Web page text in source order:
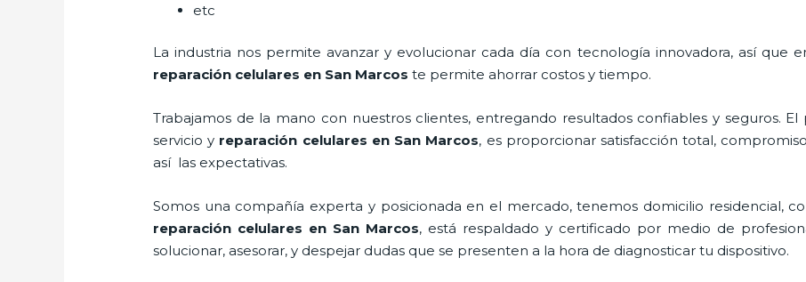
etc
La industria nos permite avanzar y evolucionar cada día con tecnología innovadora, así que
reparación celulares en San Marcos te permite ahorrar costos y tiempo.
Trabajamos de la mano con nuestros clientes, entregando resultados confiables y seguros.
servicio y reparación celulares en San Marcos, es proporcionar satisfacción total,
así las expectativas.
Somos una compañía experta y posicionada en el mercado, tenemos domicilio residencial,
reparación celulares en San Marcos, está respaldado y certificado por medio de
solucionar, asesorar, y despejar dudas que se presenten a la hora de diagnosticar tu dispositivo.